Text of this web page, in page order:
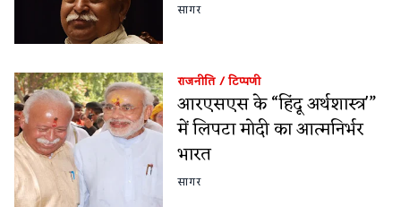
सागर
राजनीति/टिप्पणी
आरएसएस के “हिंदू अर्थशास्त्र'”
में लिपटा मोदी का आत्मनिर्भर
भारत
सागर